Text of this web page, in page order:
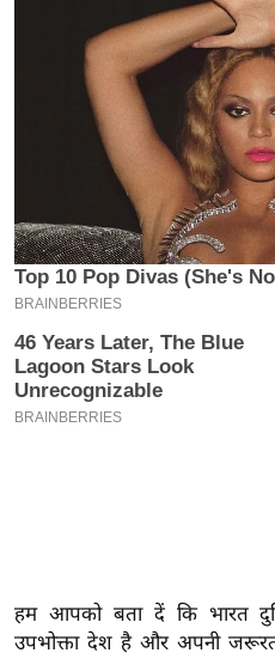
2
6
क्रा
इ
म
ई
सा
ल
हम आपको बता दें कि भारत
उपभोक्ता देश है और अपनी